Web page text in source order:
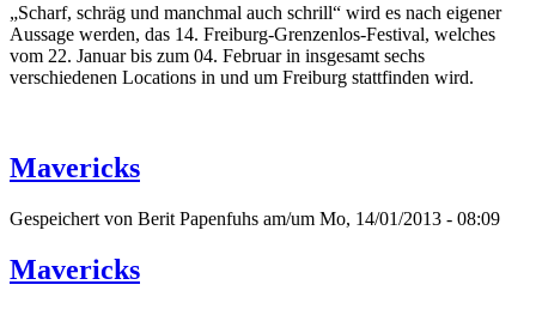
„Scharf, schräg und manchmal auch schrill“ wird es nach eigener
Aussage werden, das 14. Freiburg-Grenzenlos-Festival, welches
vom 22. Januar bis zum 04. Februar in insgesamt sechs
verschiedenen Locations in und um Freiburg stattfinden wird.
Mavericks
Gespeichert von Berit Papenfuhs am/um Mo, 14/01/2013 - 08:09
Mavericks